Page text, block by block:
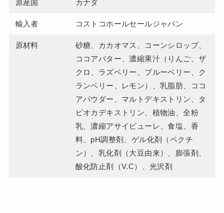
原産国 カナダ
輸入者 コストコホールセールジャパン
原材料
砂糖、カカオマス、コーンシロップ、
ココアバター、濃縮果汁（りんご、ザ
クロ、ラズベリー、ブルーベリー、ク
ランベリー、レモン）、乳脂肪、ココ
アパウダー、マルトデキストリン、タ
ピオカデキストリン、植物油、全粉
乳、濃縮アサイピューレ、食塩、香
料、pH調整剤、ゲル化剤（ペクチ
ン）、乳化剤（大豆由来）、膨張剤、
酸化防止剤（V.C）、光沢剤